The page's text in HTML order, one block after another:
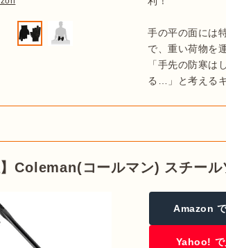
手の平の面には
で、重い荷物を
「手先の防寒は
る…」と考える
】Coleman(コールマン) スチー
Amazon
Yahoo! で